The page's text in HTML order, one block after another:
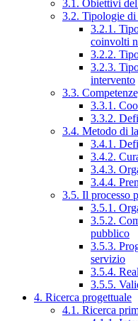
3.1. Obiettivi
3.2. Tipologie di
3.2.1.
coinvolti
3.2.2.
3.2.3.
intervento
3.3.
3.3.1.
3.3.2.
3.4. Metodo di
3.4.1.
3.4.2.
3.4.3.
3.4.4.
3.5. Il processo
3.5.1.
3.5.2.
pubblico
3.5.3.
servizio
3.5.4.
3.5.5.
4. Ricerca progettuale
4.1. Ricerca